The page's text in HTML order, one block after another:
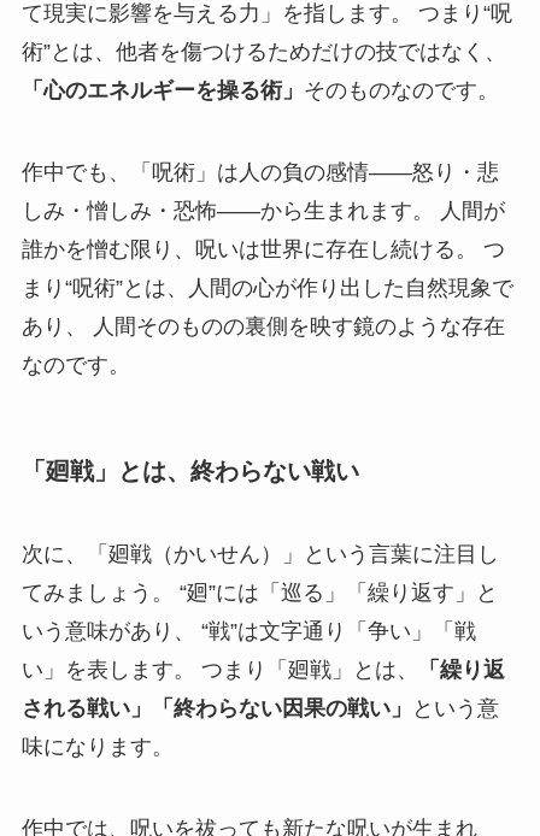
て現実に影響を与える力」を指します。 つまり“呪
術”とは、他者を傷つけるためだけの技ではなく、
「心のエネルギーを操る術」 そのものなのです。
作中でも、「呪術」は人の負の感情――怒り・悲
しみ・憎しみ・恐怖――から生まれます。 人間が
誰かを憎む限り、呪いは世界に存在し続ける。 つ
まり“呪術”とは、人間の心が作り出した自然現象で
あり、 人間そのものの裏側を映す鏡のような存在
なのです。
「廻戦」とは、終わらない戦い
次に、「廻戦（かいせん）」という言葉に注目し
てみましょう。 “廻”には「巡る」「繰り返す」と
いう意味があり、 “戦”は文字通り「争い」「戦
い」を表します。 つまり「廻戦」とは、
「繰り返
される戦い」「終わらない因果の戦い」
という意
味になります。
作中では、呪いを祓っても新たな呪いが生まれ